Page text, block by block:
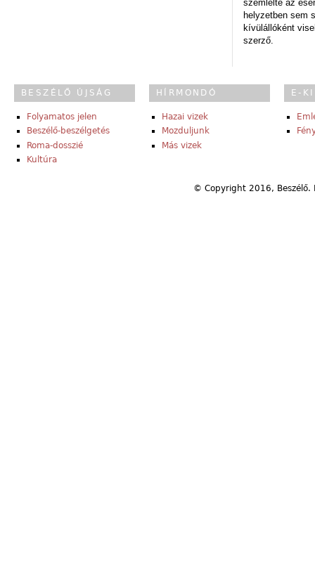
szemlélte az
helyzetben sem
kívülállóként
szerző.
BESZÉLŐ ÚJSÁG
Folyamatos jelen
Beszélő-beszélgetés
Roma-dosszié
Kultúra
HÍRMONDÓ
Hazai vizek
Mozduljunk
Más vizek
E-
© Copyright 2016,